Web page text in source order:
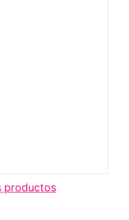
productos